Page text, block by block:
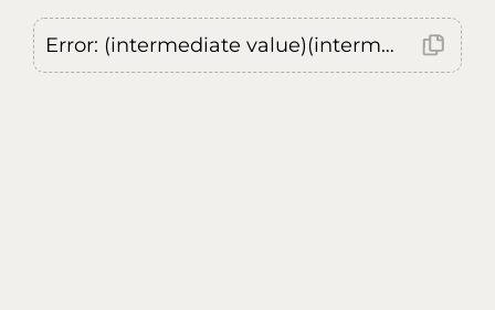
Error: (intermediate value)(intermediate value)(intermediate value).replaceAll is not a function